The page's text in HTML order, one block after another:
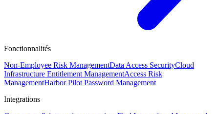
Fonctionnalités
Non-Employee Risk ManagementData Access SecurityCloud
Infrastructure Entitlement ManagementAccess Risk
ManagementHarbor Pilot Password Management
Integrations